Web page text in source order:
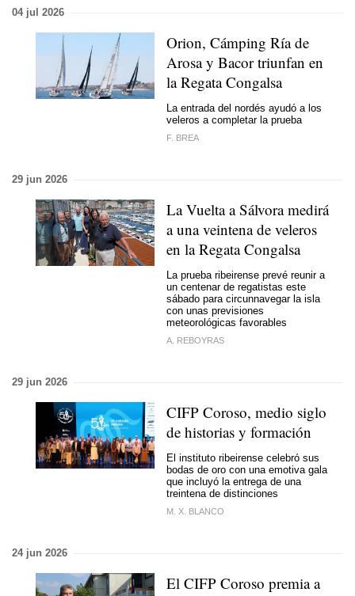
04 jul 2026
Orion, Cámping Ría de
Arosa y Bacor triunfan en
la Regata Congalsa
La entrada del nordés ayudó a los
veleros a completar la prueba
F. BREA
29 jun 2026
La Vuelta a Sálvora medirá
a una veintena de veleros
en la Regata Congalsa
La prueba ribeirense prevé reunir a
un centenar de regatistas este
sábado para circunnavegar la isla
con unas previsiones
meteorológicas favorables
A. REBOYRAS
29 jun 2026
CIFP Coroso, medio siglo
de historias y formación
El instituto ribeirense celebró sus
bodas de oro con una emotiva gala
que incluyó la entrega de una
treintena de distinciones
M. X. BLANCO
24 jun 2026
El CIFP Coroso premia a